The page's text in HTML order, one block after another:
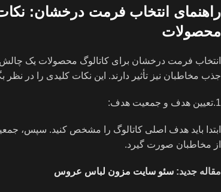
راهنمای انتخاب فرمت درخشان:
محصولات
انتخاب فرمت درخشان برای کاتالوگ محصولات یک چالش
جذب مخاطبان نیز تأثیر دارند. این نکات کلیدی را در نظر
1.تعیین هدف و جمعیت هدف:
ابتدا باید هدف اصلی کاتالوگ را مشخص کنید. سپس،
از مخاطبان صورت گیرد.
مقاله جدید: سئو سایت مزون لباس عروس